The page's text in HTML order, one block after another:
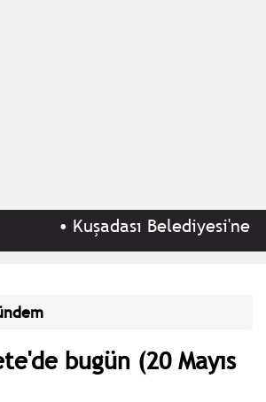
Kuşadası Belediyesi'ne
bugün (20 Mayıs